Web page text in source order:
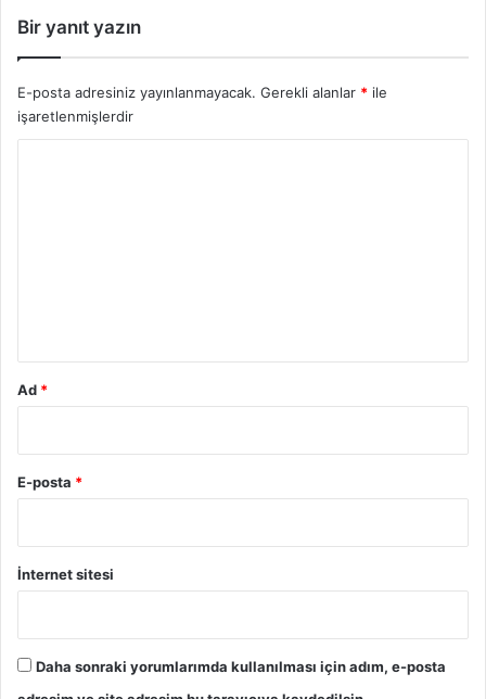
Bir yanıt yazın
E-posta adresiniz yayınlanmayacak. Gerekli alanlar * ile
işaretlenmişlerdir
Ad *
E-posta *
İnternet sitesi
Daha sonraki yorumlarımda kullanılması için adım, e-posta